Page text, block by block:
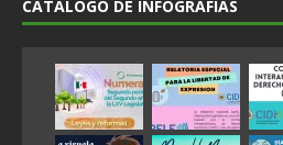
CATÁLOGO DE INFOGRAFÍAS